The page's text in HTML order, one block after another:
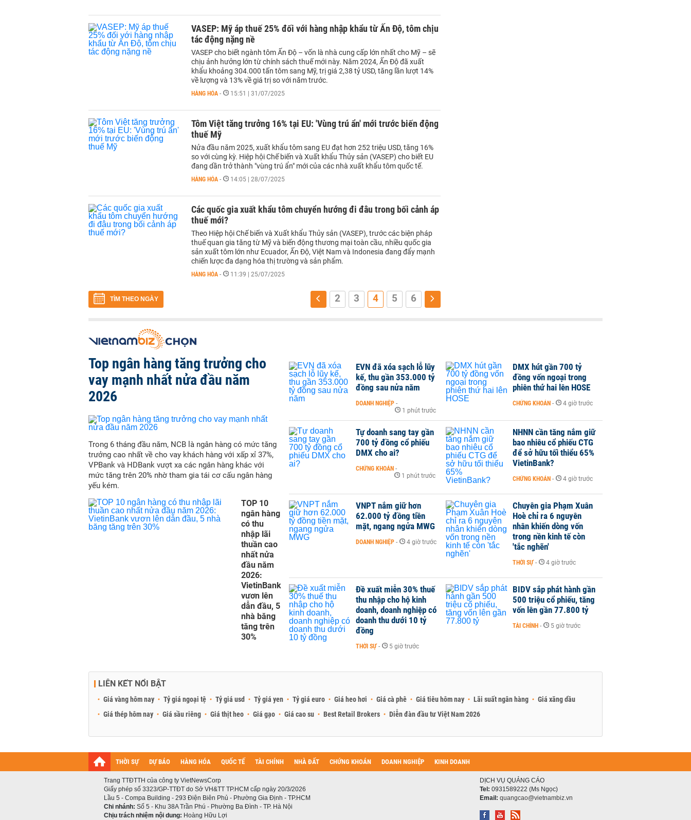
VASEP: Mỹ áp thuế 25% đối với hàng nhập khẩu từ Ấn Độ, tôm chịu
tác động nặng nề
VASEP cho biết ngành tôm Ấn Độ – vốn là nhà cung cấp lớn nhất cho Mỹ – sẽ
chịu ảnh hưởng lớn từ chính sách thuế mới này. Năm 2024, Ấn Độ đã xuất
khẩu khoảng 304.000 tấn tôm sang Mỹ, trị giá 2,38 tỷ USD, tăng lần lượt 14%
về lượng và 13% về giá trị so với năm trước.
HÀNG HÓA - 15:51 | 31/07/2025
Tôm Việt tăng trưởng 16% tại EU: 'Vùng trú ẩn' mới trước biến động
thuế Mỹ
Nửa đầu năm 2025, xuất khẩu tôm sang EU đạt hơn 252 triệu USD, tăng 16%
so với cùng kỳ. Hiệp hội Chế biến và Xuất khẩu Thủy sản (VASEP) cho biết EU
đang dần trở thành "vùng trú ẩn" mới của các nhà xuất khẩu tôm quốc tế.
HÀNG HÓA - 14:05 | 28/07/2025
Các quốc gia xuất khẩu tôm chuyển hướng đi đâu trong bối cảnh áp
thuế mới?
Theo Hiệp hội Chế biến và Xuất khẩu Thủy sản (VASEP), trước các biện pháp
thuế quan gia tăng từ Mỹ và biến động thương mại toàn cầu, nhiều quốc gia
sản xuất tôm lớn như Ecuador, Ấn Độ, Việt Nam và Indonesia đang đẩy mạnh
chiến lược đa dạng hóa thị trường và sản phẩm.
HÀNG HÓA - 11:39 | 25/07/2025
TÌM THEO NGÀY 2 3 4 5 6
Top ngân hàng tăng trưởng cho
vay mạnh nhất nửa đầu năm
2026
Trong 6 tháng đầu năm, NCB là ngân hàng có mức tăng
trưởng cao nhất về cho vay khách hàng với xấp xỉ 37%,
VPBank và HDBank vượt xa các ngân hàng khác với
mức tăng trên 20% nhờ tham gia tái cơ cấu ngân hàng
yếu kém.
TOP 10
ngân hàng
có thu
nhập lãi
thuần cao
nhất nửa
đầu năm
2026:
VietinBank
vươn lên
dẫn đầu, 5
nhà băng
tăng trên
30%
EVN đã xóa sạch lỗ lũy
kế, thu gần 353.000 tỷ
đồng sau nửa năm
DOANH NGHIỆP -
1 phút trước
DMX hút gần 700 tỷ
đồng vốn ngoại trong
phiên thứ hai lên HOSE
CHỨNG KHOÁN - 4 giờ trước
Tự doanh sang tay gần
700 tỷ đồng cổ phiếu
DMX cho ai?
CHỨNG KHOÁN -
1 phút trước
NHNN cần tăng nắm giữ
bao nhiêu cổ phiếu CTG
để sở hữu tối thiểu 65%
VietinBank?
CHỨNG KHOÁN - 4 giờ trước
VNPT nắm giữ hơn
62.000 tỷ đồng tiền
mặt, ngang ngửa MWG
DOANH NGHIỆP - 4 giờ trước
Chuyên gia Phạm Xuân
Hoè chỉ ra 6 nguyên
nhân khiến dòng vốn
trong nền kinh tế còn
'tắc nghẽn'
THỜI SỰ - 4 giờ trước
Đề xuất miễn 30% thuế
thu nhập cho hộ kinh
doanh, doanh nghiệp có
doanh thu dưới 10 tỷ
đồng
THỜI SỰ - 5 giờ trước
BIDV sắp phát hành gần
500 triệu cổ phiếu, tăng
vốn lên gần 77.800 tỷ
TÀI CHÍNH - 5 giờ trước
LIÊN KẾT NỔI BẬT
Giá vàng hôm nay Tỷ giá ngoại tệ Tỷ giá usd Tỷ giá yen Tỷ giá euro Giá heo hơi Giá cà phê Giá tiêu hôm nay Lãi suất ngân hàng
Giá xăng dầu
Giá thép hôm nay
Giá sầu riêng Giá thịt heo Giá gạo Giá cao su Best Retail Brokers Diễn đàn đầu tư Việt Nam 2026
THỜI SỰ DỰ BÁO HÀNG HÓA QUỐC TẾ TÀI CHÍNH NHÀ ĐẤT CHỨNG KHOÁN DOANH NGHIỆP KINH DOANH
Trang TTĐTTH của công ty VietNewsCorp
Giấy phép số 3323/GP-TTĐT do Sở VH&TT TP.HCM cấp ngày 20/3/2026
Lầu 5 - Compa Building - 293 Điện Biên Phủ - Phường Gia Định - TP.HCM
Chi nhánh: Số 5 - Khu 38A Trần Phú - Phường Ba Đình - TP. Hà Nội
Chịu trách nhiệm nội dung: Hoàng Hữu Lợi
DỊCH VỤ QUẢNG CÁO
Tel: 0931589222 (Ms Ngọc)
Email: quangcao@vietnambiz.vn